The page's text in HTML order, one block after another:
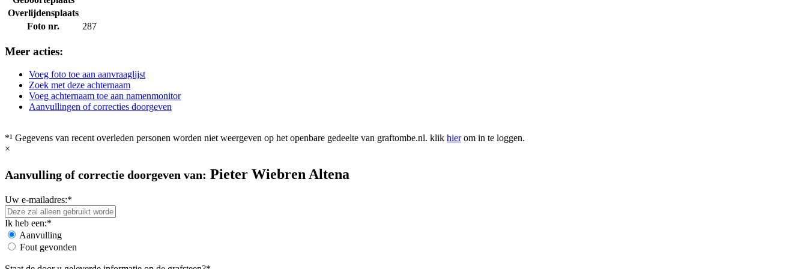
Overlijdensplaats
Foto nr.
287
Meer acties:
Voeg foto toe aan aanvraaglijst
Zoek met deze achternaam
Voeg achternaam toe aan namenmonitor
Aanvullingen of correcties doorgeven
*¹ Gegevens van recent overleden personen worden niet weergeven op het openbare gedeelte van graftombe.nl. klik hierom in te loggen.
×
Aanvulling of correctie doorgeven van: Pieter Wiebren Altena
Uw e-mailadres:*
Ik heb een:*
Aanvulling
Fout gevonden